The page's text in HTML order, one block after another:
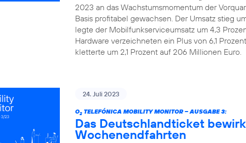
2023 an das Wachstumsmomentum der
Basis profitabel gewachsen. Der Umsatz stieg
legte der Mobilfunkserviceumsatz um 4,3
Hardware verzeichneten ein Plus von 6,1
kletterte um 2,1 Prozent auf 206 Millionen Euro.
24. Juli 2023
O2 TELEFÓNICA MOBILITY MONITOR – AUSGABE 3:
Das Deutschlandticket
Wochenendfahrten